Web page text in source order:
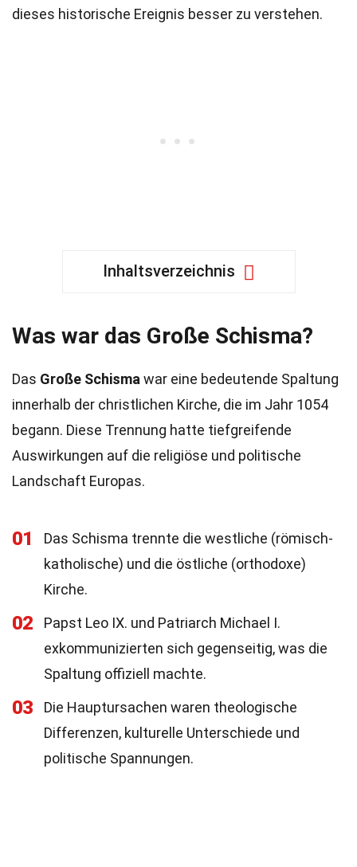
dieses historische Ereignis besser zu verstehen.
Inhaltsverzeichnis
Was war das Große Schisma?
Das Große Schisma war eine bedeutende Spaltung
innerhalb der christlichen Kirche, die im Jahr 1054
begann. Diese Trennung hatte tiefgreifende
Auswirkungen auf die religiöse und politische
Landschaft Europas.
01
Das Schisma trennte die westliche (römisch-
katholische) und die östliche (orthodoxe)
Kirche.
02
Papst Leo IX. und Patriarch Michael I.
exkommunizierten sich gegenseitig, was die
Spaltung offiziell machte.
03
Die Hauptursachen waren theologische
Differenzen, kulturelle Unterschiede und
politische Spannungen.